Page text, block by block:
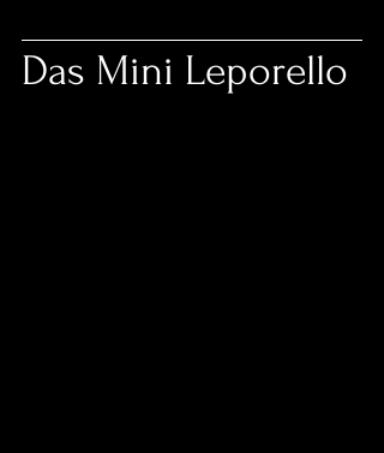
Das Mini Leporello